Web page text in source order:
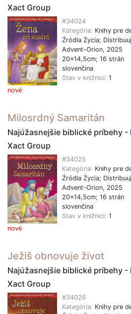
Xact Group
nové
#34024
Kategória: Knihy pre
Źródla Życia;
Advent-Orion, 2025
20x14,5cm; 16 strán
slovenčina
Stav v knižnici: 1
Milosrdný Samaritán
Najúžasnejšie biblické príbehy -
Xact Group
nové
#34025
Kategória: Knihy pre
Źródla Życia;
Advent-Orion, 2025
20x14,5cm; 16 strán
slovenčina
Stav v knižnici: 1
Ježiš obnovuje život
Najúžasnejšie biblické príbehy -
Xact Group
#34026
Kategória: Knihy pre